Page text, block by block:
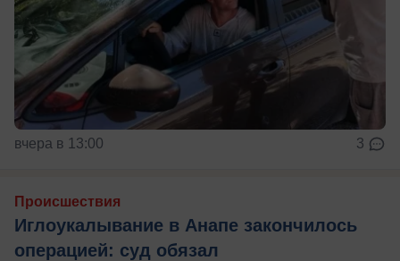
вчера в 13:00 3
Происшествия
Иглоукалывание в Анапе закончилось
операцией: суд обязал